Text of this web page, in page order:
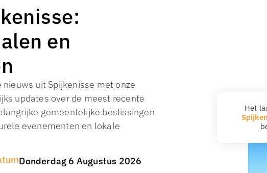
en
uit Spijkenisse met onze
updates over de meest recente
gemeentelijke beslissingen
evenementen en lokale
Donderdag 6 Augustus 2026
Het